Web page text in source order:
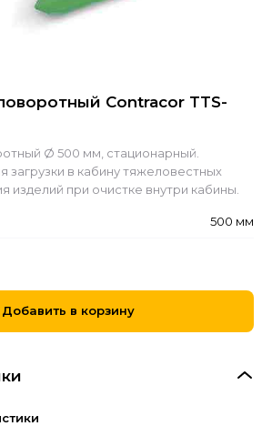
Contracor TTS-
Ø 500 мм, стационарный.
загрузки в кабину тяжеловестных
изделий при очистке внутри кабины.
500 мм
Добавить в корзину